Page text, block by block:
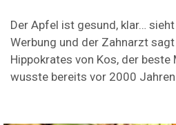
Der Apfel ist gesund, klar…
Werbung und der Zahnarzt
Hippokrates von Kos, der beste
wusste bereits vor 2000 Jahren